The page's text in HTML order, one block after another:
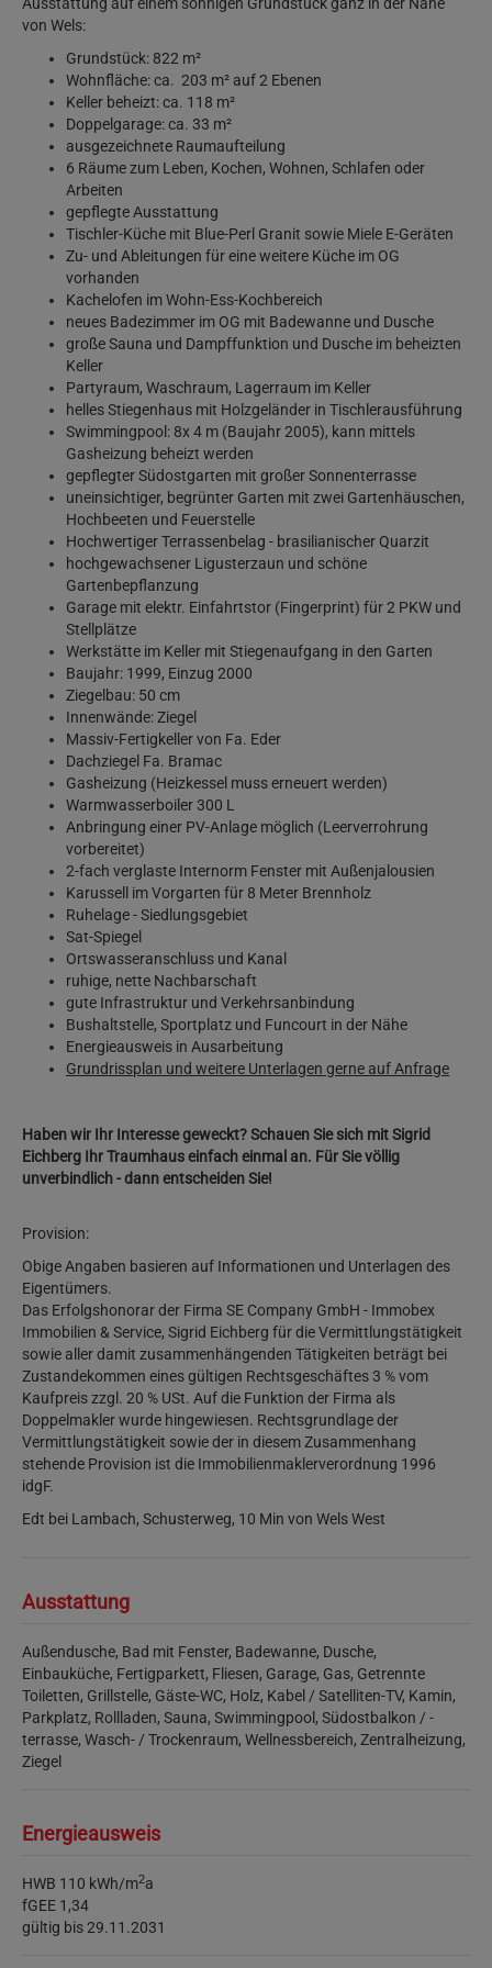
Ausstattung auf einem sonnigen Grundstück ganz in der Nähe
von Wels:
Grundstück: 822 m²
Wohnfläche: ca. 203 m² auf 2 Ebenen
Keller beheizt: ca. 118 m²
Doppelgarage: ca. 33 m²
ausgezeichnete Raumaufteilung
6 Räume zum Leben, Kochen, Wohnen, Schlafen oder
Arbeiten
gepflegte Ausstattung
Tischler-Küche mit Blue-Perl Granit sowie Miele E-Geräten
Zu- und Ableitungen für eine weitere Küche im OG
vorhanden
Kachelofen im Wohn-Ess-Kochbereich
neues Badezimmer im OG mit Badewanne und Dusche
große Sauna und Dampffunktion und Dusche im beheizten
Keller
Partyraum, Waschraum, Lagerraum im Keller
helles Stiegenhaus mit Holzgeländer in Tischlerausführung
Swimmingpool: 8x 4 m (Baujahr 2005), kann mittels
Gasheizung beheizt werden
gepflegter Südostgarten mit großer Sonnenterrasse
uneinsichtiger, begrünter Garten mit zwei Gartenhäuschen,
Hochbeeten und Feuerstelle
Hochwertiger Terrassenbelag - brasilianischer Quarzit
hochgewachsener Ligusterzaun und schöne
Gartenbepflanzung
Garage mit elektr. Einfahrtstor (Fingerprint) für 2 PKW und
Stellplätze
Werkstätte im Keller mit Stiegenaufgang in den Garten
Baujahr: 1999, Einzug 2000
Ziegelbau: 50 cm
Innenwände: Ziegel
Massiv-Fertigkeller von Fa. Eder
Dachziegel Fa. Bramac
Gasheizung (Heizkessel muss erneuert werden)
Warmwasserboiler 300 L
Anbringung einer PV-Anlage möglich (Leerverrohrung
vorbereitet)
2-fach verglaste Internorm Fenster mit Außenjalousien
Karussell im Vorgarten für 8 Meter Brennholz
Ruhelage - Siedlungsgebiet
Sat-Spiegel
Ortswasseranschluss und Kanal
ruhige, nette Nachbarschaft
gute Infrastruktur und Verkehrsanbindung
Bushaltstelle, Sportplatz und Funcourt in der Nähe
Energieausweis in Ausarbeitung
Grundrissplan und weitere Unterlagen gerne auf Anfrage
Haben wir Ihr Interesse geweckt? Schauen Sie sich mit Sigrid
Eichberg Ihr Traumhaus einfach einmal an. Für Sie völlig
unverbindlich - dann entscheiden Sie!
Provision:
Obige Angaben basieren auf Informationen und Unterlagen des
Eigentümers.
Das Erfolgshonorar der Firma SE Company GmbH - Immobex
Immobilien & Service, Sigrid Eichberg für die Vermittlungstätigkeit
sowie aller damit zusammenhängenden Tätigkeiten beträgt bei
Zustandekommen eines gültigen Rechtsgeschäftes 3 % vom
Kaufpreis zzgl. 20 % USt. Auf die Funktion der Firma als
Doppelmakler wurde hingewiesen. Rechtsgrundlage der
Vermittlungstätigkeit sowie der in diesem Zusammenhang
stehende Provision ist die Immobilienmaklerverordnung 1996
idgF.
Edt bei Lambach, Schusterweg, 10 Min von Wels West
Ausstattung
Außendusche Bad mit Fenster Badewanne Dusche
Einbauküche Fertigparkett Fliesen Garage Gas Getrennte
Toiletten Grillstelle Gäste-WC Holz Kabel / Satelliten-TV Kamin
Parkplatz Rollladen Sauna Swimmingpool Südostbalkon / -
terrasse Wasch- / Trockenraum Wellnessbereich Zentralheizung
Ziegel
Energieausweis
HWB 110 kWh/m2a
fGEE 1,34
gültig bis29.11.2031